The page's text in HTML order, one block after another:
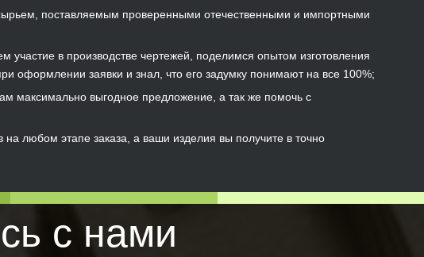
поставляемым проверенными отечественными и импортными
в производстве чертежей, поделимся опытом изготовления
оформлении заявки и знал, что его задумку понимают на все 100%;
максимально выгодное предложение, а так же помочь с
любом этапе заказа, а ваши изделия вы получите в точно
с нами